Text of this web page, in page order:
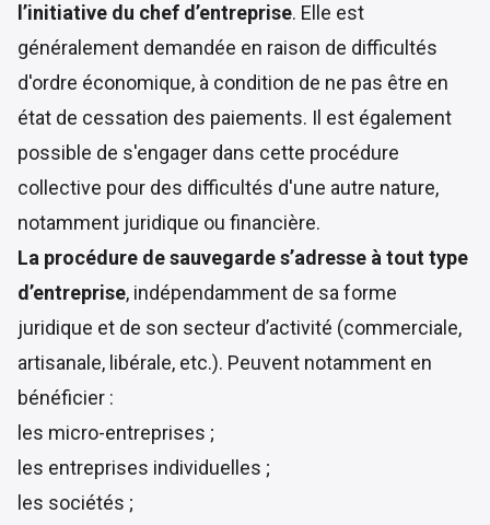
l’initiative du chef d’entreprise. Elle est
généralement demandée en raison de difficultés
d'ordre économique, à condition de ne pas être en
état de cessation des paiements. Il est également
possible de s'engager dans cette procédure
collective pour des difficultés d'une autre nature,
notamment juridique ou financière.
La procédure de sauvegarde s’adresse à tout type
d’entreprise, indépendamment de sa forme
juridique et de son secteur d’activité (commerciale,
artisanale, libérale, etc.). Peuvent notamment en
bénéficier :
les micro-entreprises ;
les entreprises individuelles ;
les sociétés ;